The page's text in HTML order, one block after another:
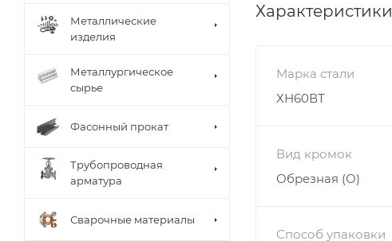
Характеристики
Марка стали
ХН60ВТ
Вид кромок
Обрезная (О)
Способ упаковки
Металлические
изделия
Металлургическое
сырье
Фасонный прокат
Трубопроводная
арматура
Сварочные материалы